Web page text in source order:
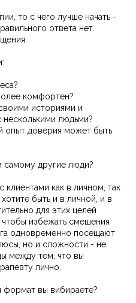
то с чего лучше начать -
ответа нет.
комфортен?
историями и
людьми?
опыт доверия может быть
самому другие люди?
как в личном, так
быть и в личной, и в
для этих целей
чтобы избежать смешения
одновременно посещают
но и сложности - не
между тем, что вы
лично.
формат вы вибираете?